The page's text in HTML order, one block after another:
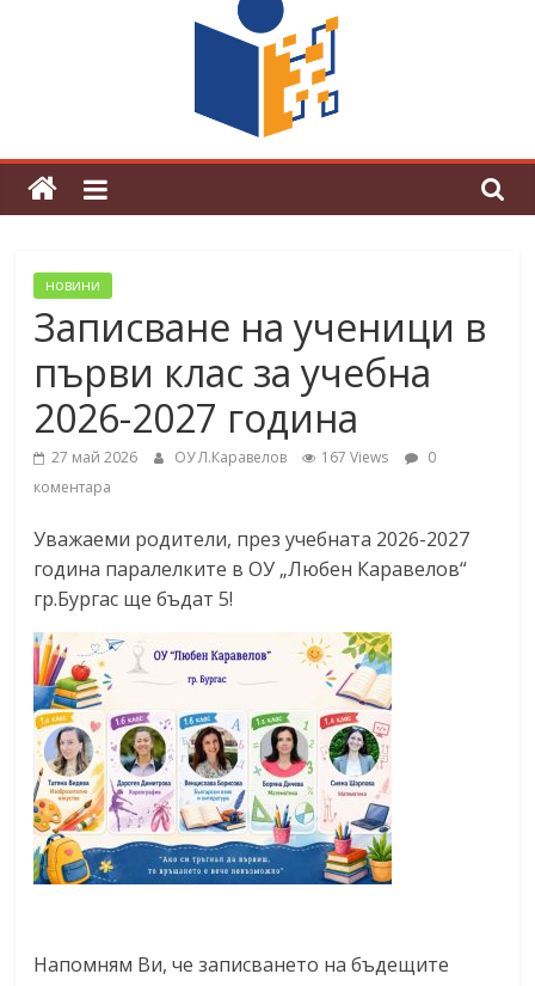
Магията на Андерсен оживя в ОУ
„Любен Каравелов“
новини
Записване на ученици в
първи клас за учебна
2026-2027 година
27 май 2026 ОУ Л.Каравелов 167 Views
0
коментара
Уважаеми родители, през учебната 2026-2027
година паралелките в ОУ „Любен Каравелов“
гр.Бургас ще бъдат 5!
Напомням Ви, че записването на бъдещите